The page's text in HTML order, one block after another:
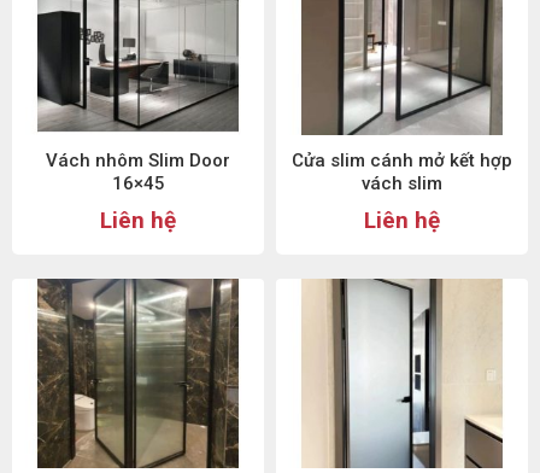
Vách nhôm Slim Door
16×45
Liên hệ
Cửa slim cánh mở kết hợp
vách slim
Liên hệ